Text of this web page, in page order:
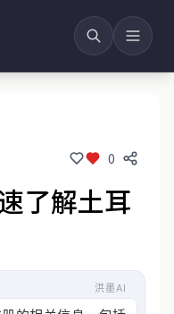
0
了解土耳
洪墨AI